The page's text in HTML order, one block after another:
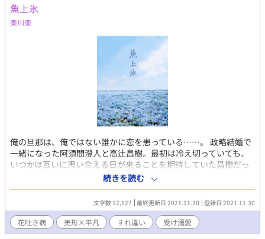
魚上氷
楽川楽
俺の旦那は、俺ではない誰かに恋を患っている……。 政略結婚で
一緒になった阿須間澄人と高辻昌樹。最初は冷え切っていても、
いつかは互いに思い合える日が来ることを期待していた昌樹だっ
たが、ある日旦那が苦しげに花を吐き出す姿を目撃してしまう。
それは古い時代からある、片想いにより発症するという奇病だっ
続きを読む
文字数 12,127 最終更新日 2021.11.30 登録日 2021.11.30
花吐き病 美形×平凡 すれ違い 受け溺愛